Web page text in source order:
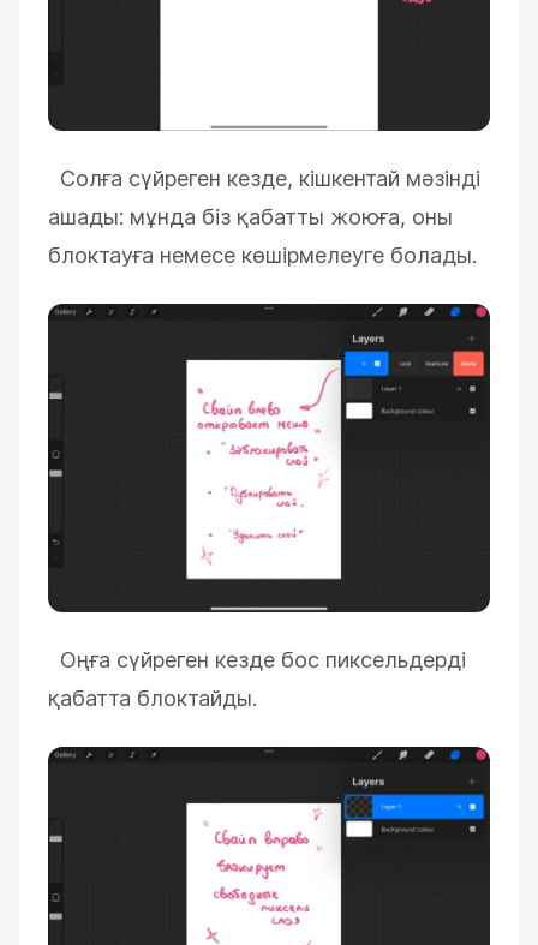
Солға сүйреген кезде, кішкентай мәзінді
ашады: мұнда біз қабатты жоюға, оны
блоктауға немесе көшірмелеуге болады.
Оңға сүйреген кезде бос пиксельдерді
қабатта блоктайды.